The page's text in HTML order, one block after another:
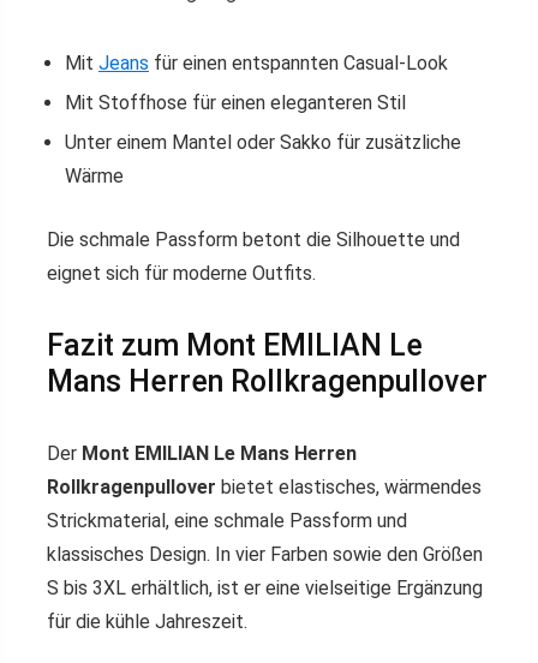
Mit Jeans für einen entspannten Casual-Look
Mit Stoffhose für einen eleganteren Stil
Unter einem Mantel oder Sakko für zusätzliche
Wärme
Die schmale Passform betont die Silhouette und
eignet sich für moderne Outfits.
Fazit zum Mont EMILIAN Le
Mans Herren Rollkragenpullover
Der Mont EMILIAN Le Mans Herren
Rollkragenpullover bietet elastisches, wärmendes
Strickmaterial, eine schmale Passform und
klassisches Design. In vier Farben sowie den Größen
S bis 3XL erhältlich, ist er eine vielseitige Ergänzung
für die kühle Jahreszeit.